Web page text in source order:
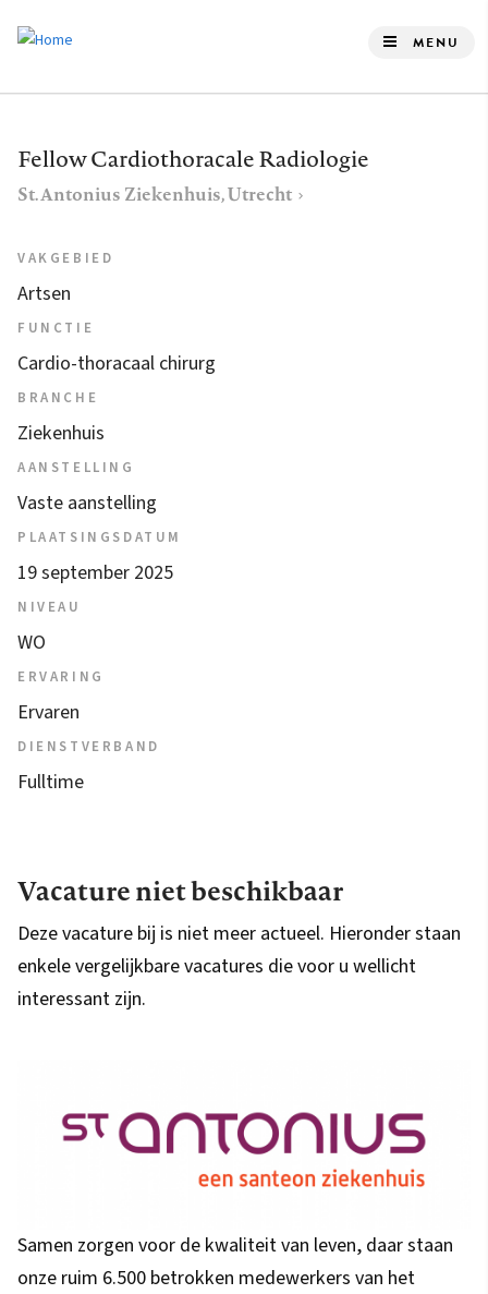
de
gaan
MENU
Fellow Cardiothoracale Radiologie
St. Antonius Ziekenhuis, Utrecht
VAKGEBIED
Artsen
FUNCTIE
Cardio-thoracaal chirurg
BRANCHE
Ziekenhuis
AANSTELLING
Vaste aanstelling
PLAATSINGSDATUM
19 september 2025
NIVEAU
WO
ERVARING
Ervaren
DIENSTVERBAND
Fulltime
Vacature niet beschikbaar
Deze vacature bij is niet meer actueel. Hieronder staan
enkele vergelijkbare vacatures die voor u wellicht
interessant zijn.
Samen zorgen voor de kwaliteit van leven, daar staan
onze ruim 6.500 betrokken medewerkers van het